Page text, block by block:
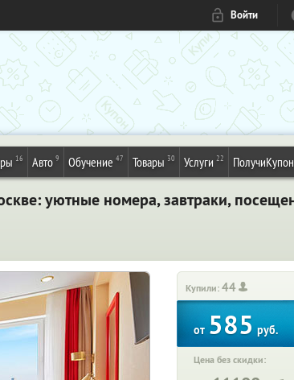
Войти
16 Авто 9 Обучение 47 Товары 30 Услуги 22 ПолучиКупон
уютные номера, завтраки,
Купили:44
от585руб.
Цена без скидки: